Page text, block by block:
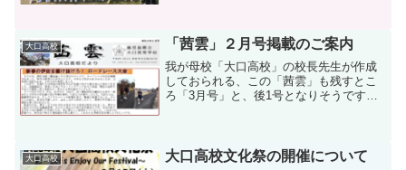
作り上げました。おかげさ...
大口高校 「茜雲」２月号掲載のご案内
我が母校「大口高校」の校長先生が作成
しておられる、この「茜雲」も残すとこ
ろ「3月号」と、後1号となりそうです。
介させて頂きます。（ホ...
大口高校 大口高校文化祭の開催について